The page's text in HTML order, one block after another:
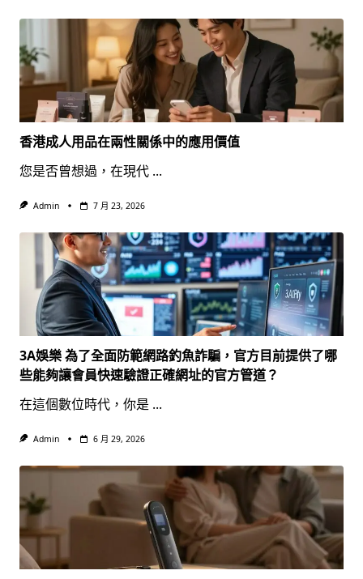
香港成人用品在兩性關係中的應用價值
您是否曾想過，在現代 ...
Admin 7 月 23, 2026
3A娛樂 為了全面防範網路釣魚詐騙，官方目前提供了哪
些能夠讓會員快速驗證正確網址的官方管道？
在這個數位時代，你是 ...
Admin 6 月 29, 2026